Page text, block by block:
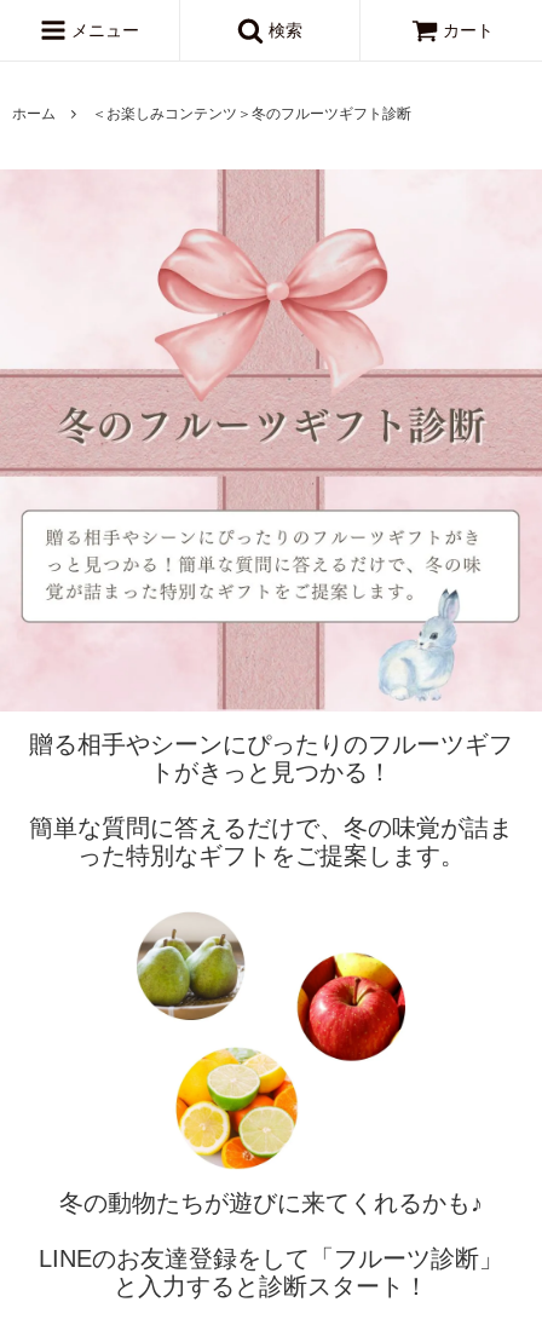
メニュー 検索 カート
ホーム ＜お楽しみコンテンツ＞冬のフルーツギフト診断
贈る相手やシーンにぴったりのフルーツギフ
トがきっと見つかる！
簡単な質問に答えるだけで、冬の味覚が詰ま
った特別なギフトをご提案します。
冬の動物たちが遊びに来てくれるかも♪
LINEのお友達登録をして「フルーツ診断」
と入力すると診断スタート！